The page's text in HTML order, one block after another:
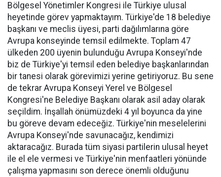
Bölgesel Yönetimler Kongresi ile Türkiye ulusal
heyetinde görev yapmaktayım. Türkiye'de 18 belediye
başkanı ve meclis üyesi, parti dağılımlarına göre
Avrupa konseyinde temsil edilmekte. Toplam 47
ülkeden 200 üyenin bulunduğu Avrupa Konseyi'nde
biz de Türkiye'yi temsil eden belediye başkanlarından
bir tanesi olarak görevimizi yerine getiriyoruz. Bu sene
de tekrar Avrupa Konseyi Yerel ve Bölgesel
Kongresi'ne Belediye Başkanı olarak asil aday olarak
seçildim. İnşallah önümüzdeki 4 yıl boyunca da yine
bu göreve devam edeceğiz. Türkiye'nin meselelerini
Avrupa Konseyi'nde savunacağız, kendimizi
aktaracağız. Burada tüm siyasi partilerin ulusal heyet
ile el ele vermesi ve Türkiye'nin menfaatleri yönünde
çalışma yapmasını son derece önemli olduğunu